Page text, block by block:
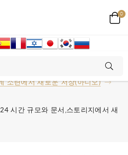
0
소련에서 새로운 저장(아니오)
시간 규모와 문서,스토리지에서 새